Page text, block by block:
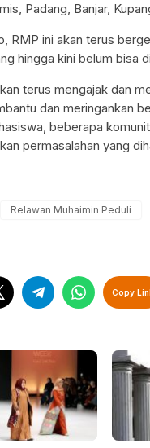
Padang, Banjar,
RMP ini akan terus
hingga kini belum bisa
terus mengajak dan
dan meringankan
beberapa
permasalahan yang
Relawan Muhaimin Peduli
Copy